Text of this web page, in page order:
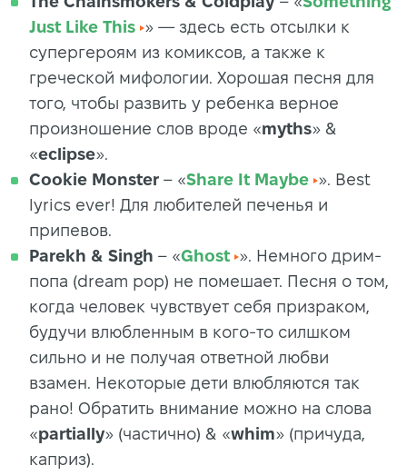
Just Like This » — здесь есть отсылки к
супергероям из комиксов, а также к
греческой мифологии. Хорошая песня для
того, чтобы развить у ребенка верное
произношение слов вроде «myths» &
«eclipse».
Cookie Monster – «Share It Maybe ». Best
lyrics ever! Для любителей печенья и
припевов.
Parekh & Singh – «Ghost ». Немного дрим-
попа (dream pop) не помешает. Песня о том,
когда человек чувствует себя призраком,
будучи влюбленным в кого-то силшком
сильно и не получая ответной любви
взамен. Некоторые дети влюбляются так
рано! Обратить внимание можно на слова
«partially» (частично) & «whim» (причуда,
каприз).